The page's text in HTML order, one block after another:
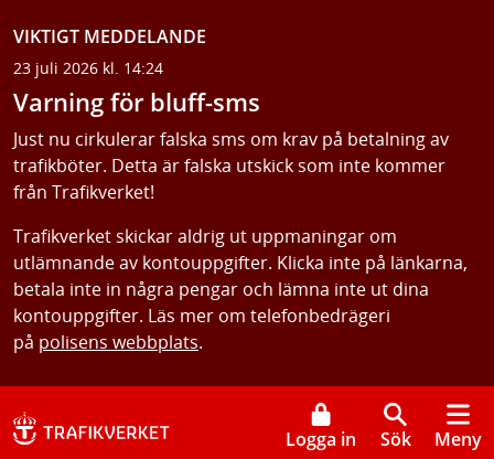
VIKTIGT MEDDELANDE
23 juli 2026 kl. 14:24
Varning för bluff-sms
Just nu cirkulerar falska sms om krav på betalning av
trafikböter. Detta är falska utskick som inte kommer
från Trafikverket!
Trafikverket skickar aldrig ut uppmaningar om
utlämnande av kontouppgifter. Klicka inte på länkarna,
betala inte in några pengar och lämna inte ut dina
kontouppgifter. Läs mer om telefonbedrägeri
på polisens webbplats.
Logga in Sök Meny